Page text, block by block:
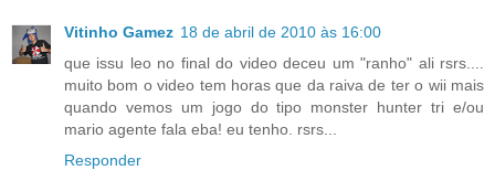
Vitinho Gamez 18 de abril de 2010 às 16:00
que issu leo no final do video deceu um "ranho" ali rsrs....
muito bom o video tem horas que da raiva de ter o wii mais
quando vemos um jogo do tipo monster hunter tri e/ou
mario agente fala eba! eu tenho. rsrs...
Responder